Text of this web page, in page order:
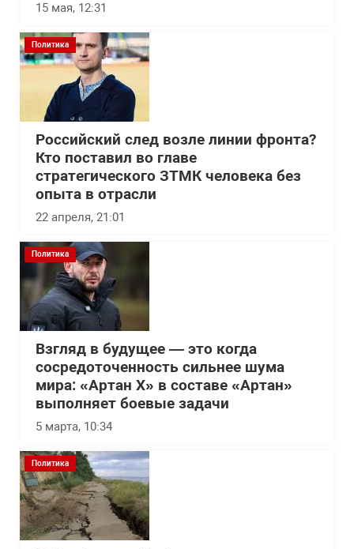
15 мая, 12:31
Политика
Российский след возле линии фронта?
Кто поставил во главе
стратегического ЗТМК человека без
опыта в отрасли
22 апреля, 21:01
Политика
Взгляд в будущее — это когда
сосредоточенность сильнее шума
мира: «Артан Х» в составе «Артан»
выполняет боевые задачи
5 марта, 10:34
Политика